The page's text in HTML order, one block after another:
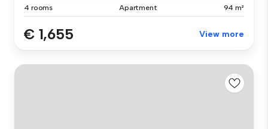
4 rooms Apartment 94 m²
€ 1,655 View more